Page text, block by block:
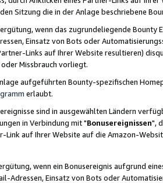
Sitzung die in der Anlage beschriebene
wenn das zugrundeliegende Bounty
Einsatz von Bots oder
Links auf Ihrer Website resultieren)
Missbrauch vorliegt.
aufgeführten Bounty-spezifischen
erlaubt.
sind in ausgewählten Ländern
in Verbindung mit "Bonusereignissen",
Link auf Ihrer Website auf die Amazon-
wenn ein Bonusereignis aufgrund
Adressen, Einsatz von Bots oder